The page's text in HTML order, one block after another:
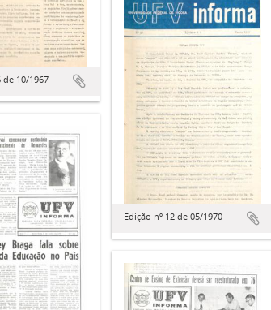
de 10/1967
Edição nº 12 de 05/1970